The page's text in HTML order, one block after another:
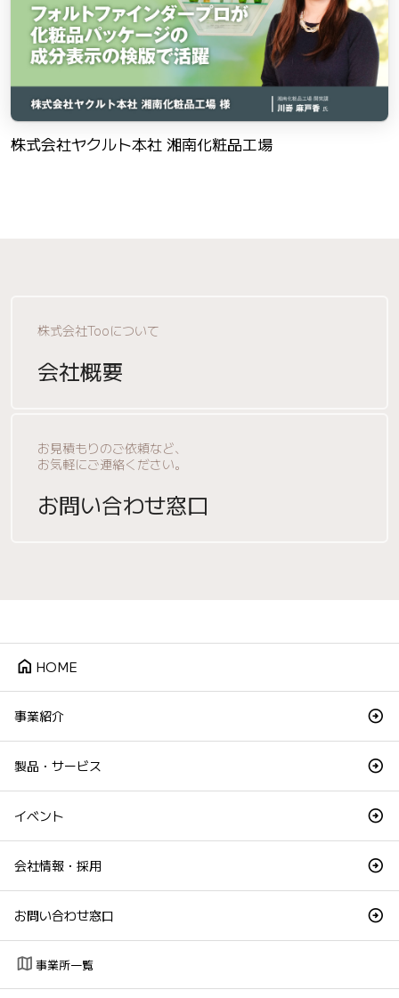
株式会社ヤクルト本社 湘南化粧品工場
株式会社Tooについて
会社概要
お見積もりのご依頼など、
お気軽にご連絡ください。
お問い合わせ窓口
home HOME
事業紹介
製品・サービス
イベント
会社情報・採用
お問い合わせ窓口
map 事業所一覧